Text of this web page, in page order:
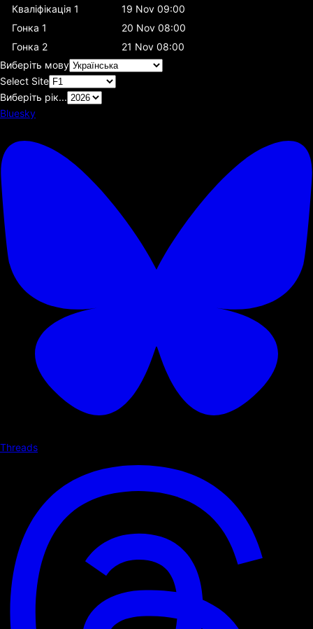
Кваліфікація 1
19 Nov 09:00
Гонка 1
20 Nov 08:00
Гонка 2
21 Nov 08:00
Виберіть мову
Select Site
Виберіть рік...
Bluesky
Threads